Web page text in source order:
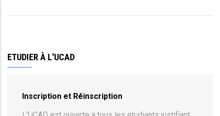
ETUDIER À L'UCAD
Inscription et Réinscription